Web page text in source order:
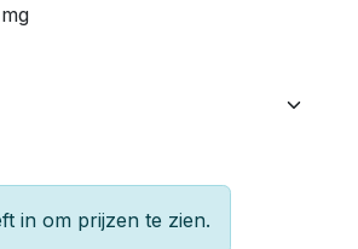
in om prijzen te zien.